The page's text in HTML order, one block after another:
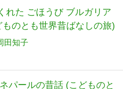
れた ごほうび ブルガリア
のとも世界昔ばなしの旅)
田知子
パールの昔話 (こどものと